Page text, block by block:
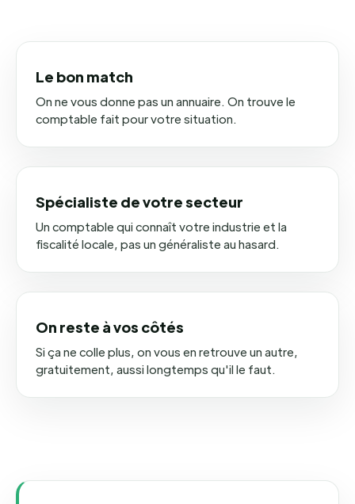
Le bon match
On ne vous donne pas un annuaire. On trouve le
comptable fait pour votre situation.
Spécialiste de votre secteur
Un comptable qui connaît votre industrie et la
fiscalité locale, pas un généraliste au hasard.
On reste à vos côtés
Si ça ne colle plus, on vous en retrouve un autre,
gratuitement, aussi longtemps qu'il le faut.